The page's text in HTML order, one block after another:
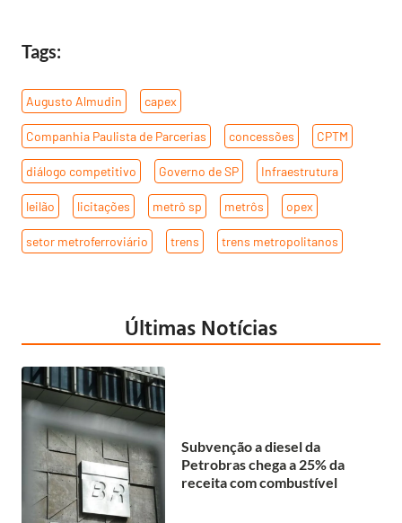
Tags:
Augusto Almudin capex
Companhia Paulista de Parcerias concessões CPTM
diálogo competitivo Governo de SP Infraestrutura
leilão licitações metrô sp metrôs opex
setor metroferroviário trens trens metropolitanos
Últimas Notícias
Subvenção a diesel da
Petrobras chega a 25% da
receita com combustível